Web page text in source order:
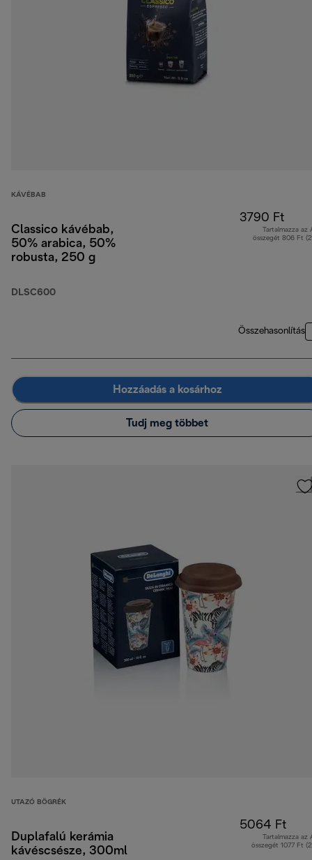
KÁVÉBAB
Classico kávébab,
50% arabica, 50%
robusta, 250 g
DLSC600
3790 Ft
Tartalmazza az
összegét 806 Ft
Összehasonlítás
Hozzáadás a kosárhoz
Tudj meg többet
UTAZÓ BÖGRÉK
Duplafalú kerámia
kávéscsésze, 300ml
5064 Ft
Tartalmazza az
összegét 1077 Ft